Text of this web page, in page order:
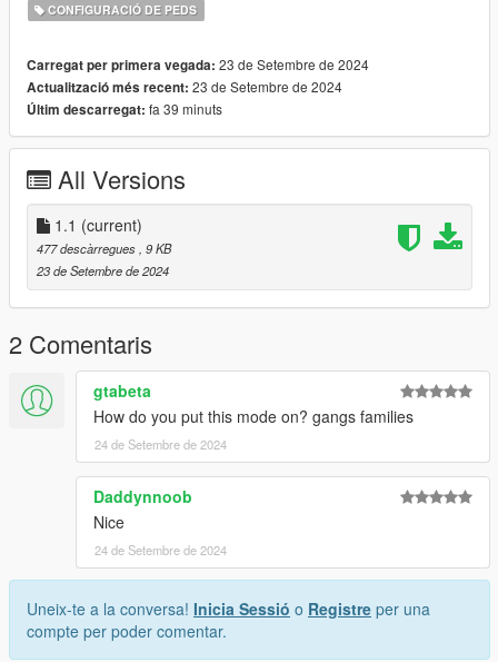
CONFIGURACIÓ DE PEDS
Carregat per primera vegada: 23 de Setembre de 2024
Actualització més recent: 23 de Setembre de 2024
Últim descarregat: fa 39 minuts
All Versions
1.1 (current)
477 descàrregues, 9 KB
23 de Setembre de 2024
2 Comentaris
gtabeta
How do you put this mode on? gangs families
24 de Setembre de 2024
Daddynnoob
Nice
24 de Setembre de 2024
Uneix-te a la conversa! Inicia Sessió o Registre per una
compte per poder comentar.